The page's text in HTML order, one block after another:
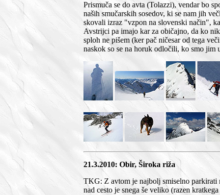
Prismuča se do avta (Tolazzi), vendar bo
naših smučarskih sosedov, ki se nam jih
skovali izraz "vzpon na slovenski način",
Avstrijci pa imajo kar za običajno, da ko
sploh ne pišem (ker pač ničesar od tega
naskok so se na horuk odločili, ko smo jim
21.3.2010: Obir, Široka riža
TKG: Z avtom je najbolj smiselno
nad cesto je snega še veliko (razen